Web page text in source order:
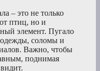
– это не только
птиц, но и
элемент. Пугало
одежды, соломы и
Важно, чтобы
поднимая